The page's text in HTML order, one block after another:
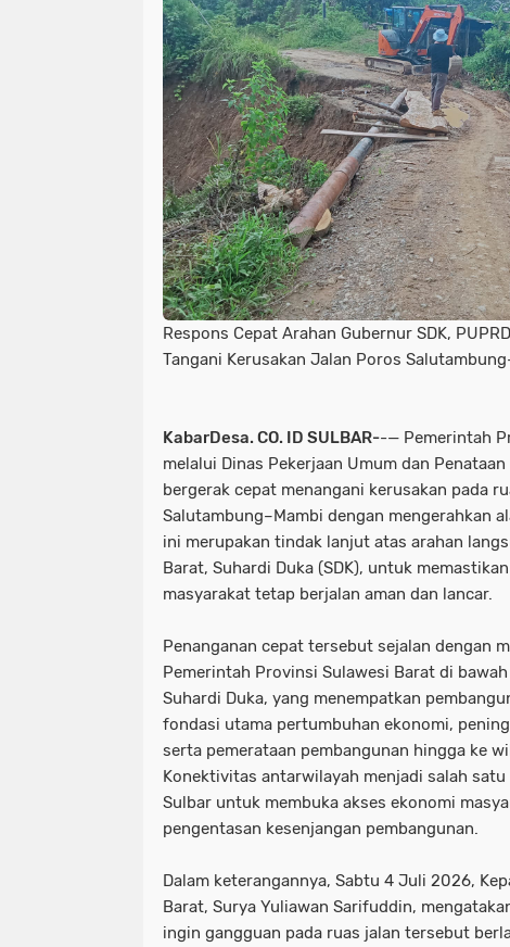
Respons Cepat Arahan Gubernur SDK,
Tangani Kerusakan Jalan Poros
KabarDesa. CO. ID SULBAR--— Pemerintah
melalui Dinas Pekerjaan Umum dan Penataan
bergerak cepat menangani kerusakan pada
Salutambung–Mambi dengan mengerahkan
ini merupakan tindak lanjut atas arahan
Barat, Suhardi Duka (SDK), untuk
masyarakat tetap berjalan aman dan lancar.
Penanganan cepat tersebut sejalan dengan
Pemerintah Provinsi Sulawesi Barat di
Suhardi Duka, yang menempatkan
fondasi utama pertumbuhan ekonomi,
serta pemerataan pembangunan hingga ke
Konektivitas antarwilayah menjadi salah
Sulbar untuk membuka akses ekonomi
pengentasan kesenjangan pembangunan.
Dalam keterangannya, Sabtu 4 Juli 2026,
Barat, Surya Yuliawan Sarifuddin,
ingin gangguan pada ruas jalan tersebut